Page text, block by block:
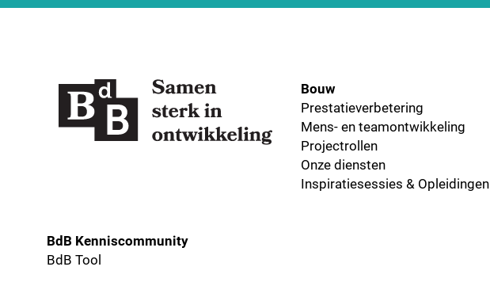
Bouw
Prestatieverbetering
Mens- en teamontwikkeling
Projectrollen
Onze diensten
Inspiratiesessies & Opleidingen
BdB Kenniscommunity
BdB Tool